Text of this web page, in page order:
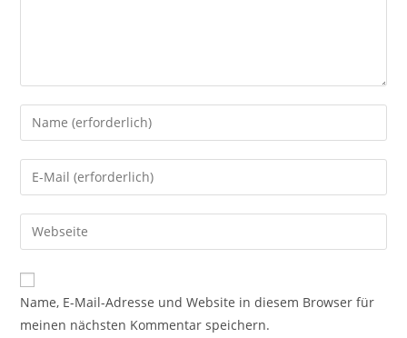
Gib
deinen
Namen
oder
zum
Kommentieren
ein
Gib
deine
E-
Mail-
zum
Kommentieren
ein
Gib
deine
Website-
URL
Name, E-Mail-Adresse und Website in diesem Browser für
meinen nächsten Kommentar speichern.